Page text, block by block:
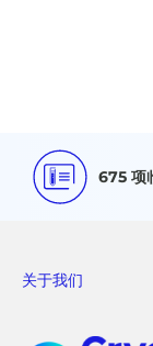
675 项
关于我们